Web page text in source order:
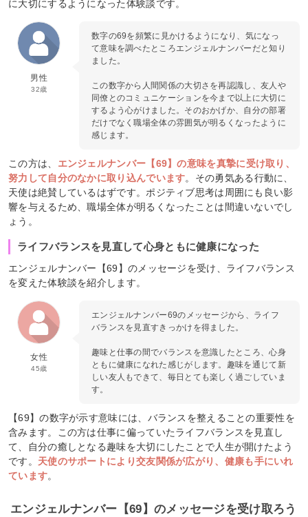
に大切にするようになった体験談です。
男性
32歳
数字の69を頻繁に見かけるようになり、気になっ
て意味を調べたところエンジェルナンバーだと知り
ました。
この数字から人間関係の大切さを再認識し、友人や
同僚とのコミュニケーションを今まで以上に大切に
するよう心がけました。そのおかげか、自分の部署
だけでなく職場全体の雰囲気が明るくなったように
感じます。
この方は、 エンジェルナンバー【69】の意味を真摯に受け取り、
努力して自分のなかに取り込んでいます。その勇気ある行動に、
天使は絶賛しているはずです。ポジティブ思考は周囲にも良い影
響を与えるため、職場全体が明るくなったことは間違いないでし
ょう。
ライフバランスを見直して心身ともに健康になった
エンジェルナンバー【69】のメッセージを受け、ライフバランス
を変えた体験談を紹介します。
女性
45歳
エンジェルナンバー69のメッセージから、ライフ
バランスを見直すきっかけを得ました。
趣味と仕事の間でバランスを意識したところ、心身
ともに健康になれた感じがします。趣味を通じて新
しい友人もできて、毎日とても楽しく過ごしていま
す。
【69】の数字が示す意味には、バランスを整えることの重要性を
含みます。この方は仕事に偏っていたライフバランスを見直し
て、自分の癒しとなる趣味を大切にしたことで人生が開けたよう
です。 天使のサポートにより交友関係が広がり、健康も手にいれ
ています。
エンジェルナンバー【69】のメッセージを受け取ろう